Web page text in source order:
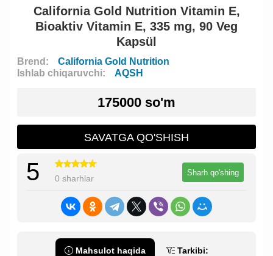
California Gold Nutrition Vitamin E,
Bioaktiv Vitamin E, 335 mg, 90 Veg
Kapsül
Brend:
California Gold Nutrition
Ishlab chiqaruvchi:
AQSH
175000 so'm
SAVATGA QO'SHISH
5 0 sharhlar
Sharh qo'shing
Mahsulot haqida Tarkibi: